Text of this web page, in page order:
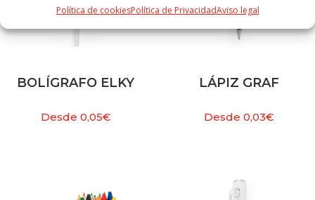
Política de cookiesPolítica de PrivacidadAviso legal
BOLÍGRAFO ELKY
Desde 0,05€
LÁPIZ GRAF
Desde0,03€